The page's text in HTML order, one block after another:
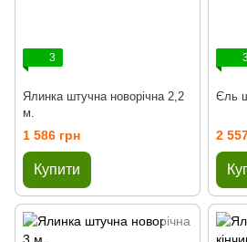
3
Ялинка штучна новорічна 2,2
м.
1 586 грн
Купити
Єль
2